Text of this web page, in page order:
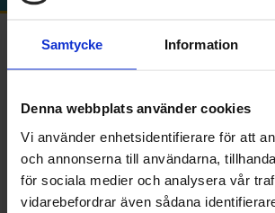
Samtycke Information
Denna webbplats använder cookies
Vi använder enhetsidentifierare för att
och annonserna till användarna,
för sociala medier och analysera vår
vidarebefordrar även sådana